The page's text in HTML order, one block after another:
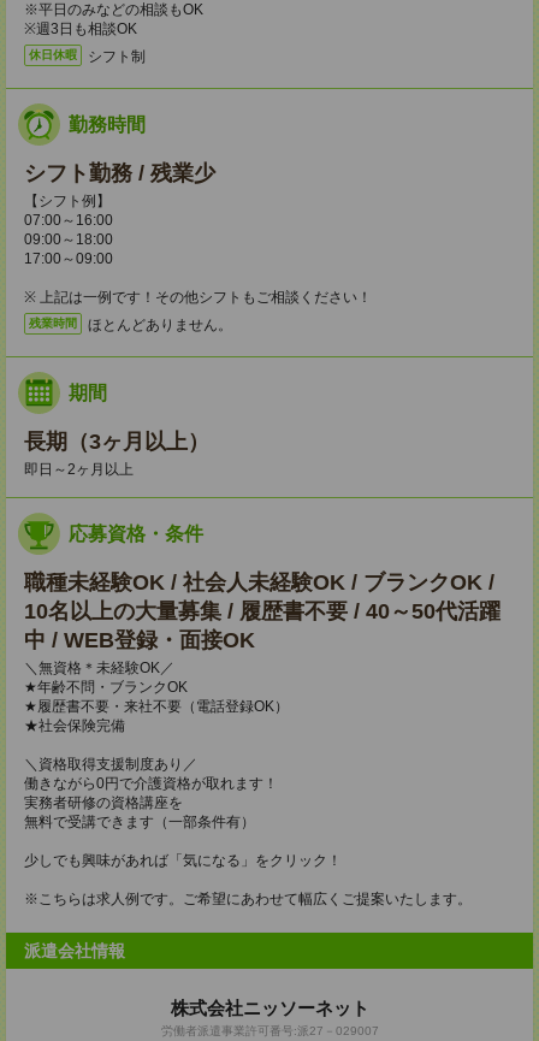
※平日のみなどの相談もOK
※週3日も相談OK
休日休暇 シフト制
勤務時間
シフト勤務 / 残業少
【シフト例】
07:00～16:00
09:00～18:00
17:00～09:00
※ 上記は一例です！その他シフトもご相談ください！
残業時間 ほとんどありません。
期間
長期（3ヶ月以上）
即日～2ヶ月以上
応募資格・条件
職種未経験OK / 社会人未経験OK / ブランクOK /
10名以上の大量募集 / 履歴書不要 / 40～50代活躍
中 / WEB登録・面接OK
＼無資格＊未経験OK／
★年齢不問・ブランクOK
★履歴書不要・来社不要（電話登録OK）
★社会保険完備
＼資格取得支援制度あり／
働きながら0円で介護資格が取れます！
実務者研修の資格講座を
無料で受講できます（一部条件有）
少しでも興味があれば「気になる」をクリック！
※こちらは求人例です。ご希望にあわせて幅広くご提案いたします。
派遣会社情報
株式会社ニッソーネット
労働者派遣事業許可番号:派27－029007